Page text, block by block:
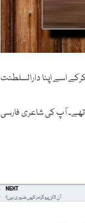
اسے اپنا دارالسلطنت
تھے۔ آپ کی شاعری فارسی
NEXT
آن لائن پروگرامز کیوں ضروری ہیں؟